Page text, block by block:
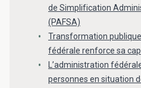
de Simplification
(PAFSA)
Transformation
fédérale renforce sa
L’administration
personnes en situation